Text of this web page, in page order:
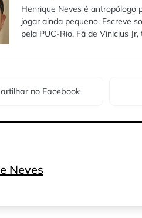
Henrique Neves é antropólogo
jogar ainda pequeno. Escreve
pela PUC-Rio. Fã de Vinicius
no Facebook
Neves